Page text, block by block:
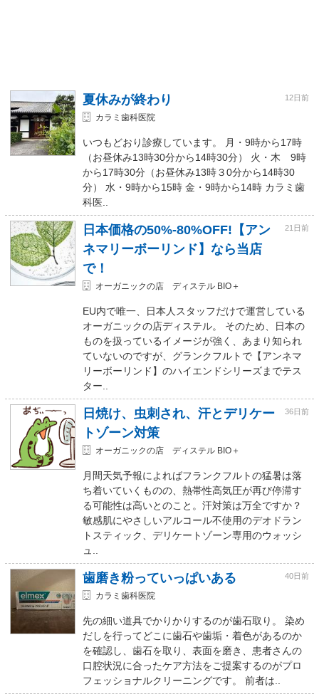
夏休みが終わり 12日前
カラミ歯科医院
いつもどおり診療しています。 月・9時から17時
（お昼休み13時30分から14時30分） 火・木 9時
から17時30分（お昼休み13時３0分から14時30
分） 水・9時から15時 金・9時から14時 カラミ歯
科医..
日本価格の50%-80%OFF!【アン
ネマリーボーリンド】なら当店
で！
21日前
オーガニックの店 ディステル BIO＋
EU内で唯一、日本人スタッフだけで運営している
オーガニックの店ディステル。 そのため、日本の
ものを扱っているイメージが強く、あまり知られ
ていないのですが、グランクフルトで【アンネマ
リーボーリンド】のハイエンドシリーズまでテス
ター..
日焼け、虫刺され、汗とデリケー
トゾーン対策
36日前
オーガニックの店 ディステル BIO＋
月間天気予報によればフランクフルトの猛暑は落
ち着いていくものの、熱帯性高気圧が再び停滞す
る可能性は高いとのこと。汗対策は万全ですか？
敏感肌にやさしいアルコール不使用のデオドラン
トスティック、デリケートゾーン専用のウォッシ
ュ..
歯磨き粉っていっぱいある 40日前
カラミ歯科医院
先の細い道具でかりかりするのが歯石取り。 染め
だしを行ってどこに歯石や歯垢・着色があるのか
を確認し、歯石を取り、表面を磨き、患者さんの
口腔状況に合ったケア方法をご提案するのがプロ
フェッショナルクリーニングです。 前者は..